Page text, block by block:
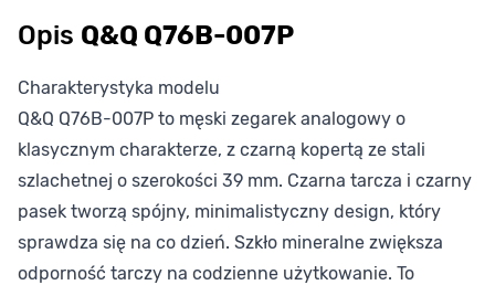
Opis Q&Q Q76B-007P
Charakterystyka modelu
Q&Q Q76B-007P to męski zegarek analogowy o
klasycznym charakterze, z czarną kopertą ze stali
szlachetnej o szerokości 39 mm. Czarna tarcza i czarny
pasek tworzą spójny, minimalistyczny design, który
sprawdza się na co dzień. Szkło mineralne zwiększa
odporność tarczy na codzienne użytkowanie. To